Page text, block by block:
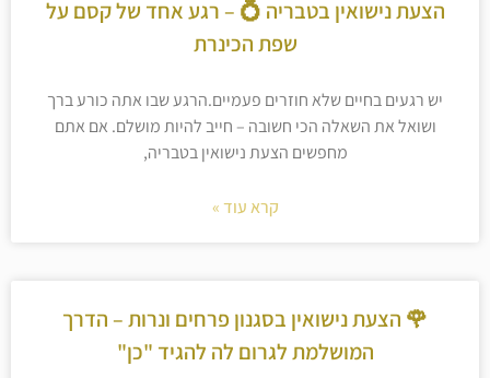
הצעת נישואין בטבריה 💍 – רגע אחד של קסם על
שפת הכינרת
יש רגעים בחיים שלא חוזרים פעמיים.הרגע שבו אתה כורע ברך
ושואל את השאלה הכי חשובה – חייב להיות מושלם. אם אתם
מחפשים הצעת נישואין בטבריה,
קרא עוד »
🌹 הצעת נישואין בסגנון פרחים ונרות – הדרך
המושלמת לגרום לה להגיד "כן"